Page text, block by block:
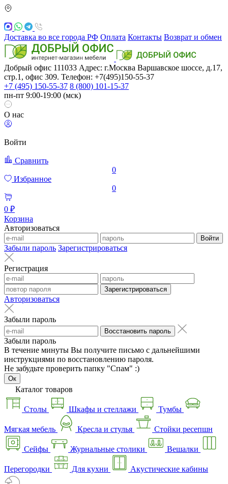
Доставка во все города РФ Оплата Контакты Возврат и обмен
Добрый офис 111033 Адрес: г.Москва Варшавское шоссе, д.17,
стр.1, офис 309. Телефон: +7(495)150-55-37
+7 (495) 150-55-37 8 (800) 101-15-37
пн-пт 9:00-19:00 (мск)
О нас
Войти
Сравнить
0
Избранное
0
0 ₽
Корзина
Авторизоваться
Войти
Забыли пароль Зарегистрироваться
Регистрация
Зарегистрироваться
Авторизоваться
Забыли пароль
Восстановить пароль
Забыли пароль
В течение минуты Вы получите письмо с дальнейшими
инструкциями по восстановлению пароля.
Не забудьте проверить папку "Спам" :)
Ок
Каталог товаров
Столы Шкафы и стеллажи Тумбы
Мягкая мебель Кресла и стулья Стойки ресепшн
Сейфы Журнальные столики Вешалки
Перегородки Для кухни Акустические кабины